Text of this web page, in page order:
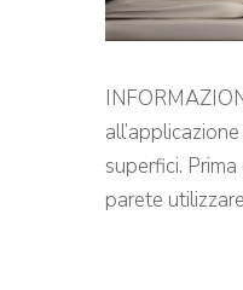
superfici.
parete